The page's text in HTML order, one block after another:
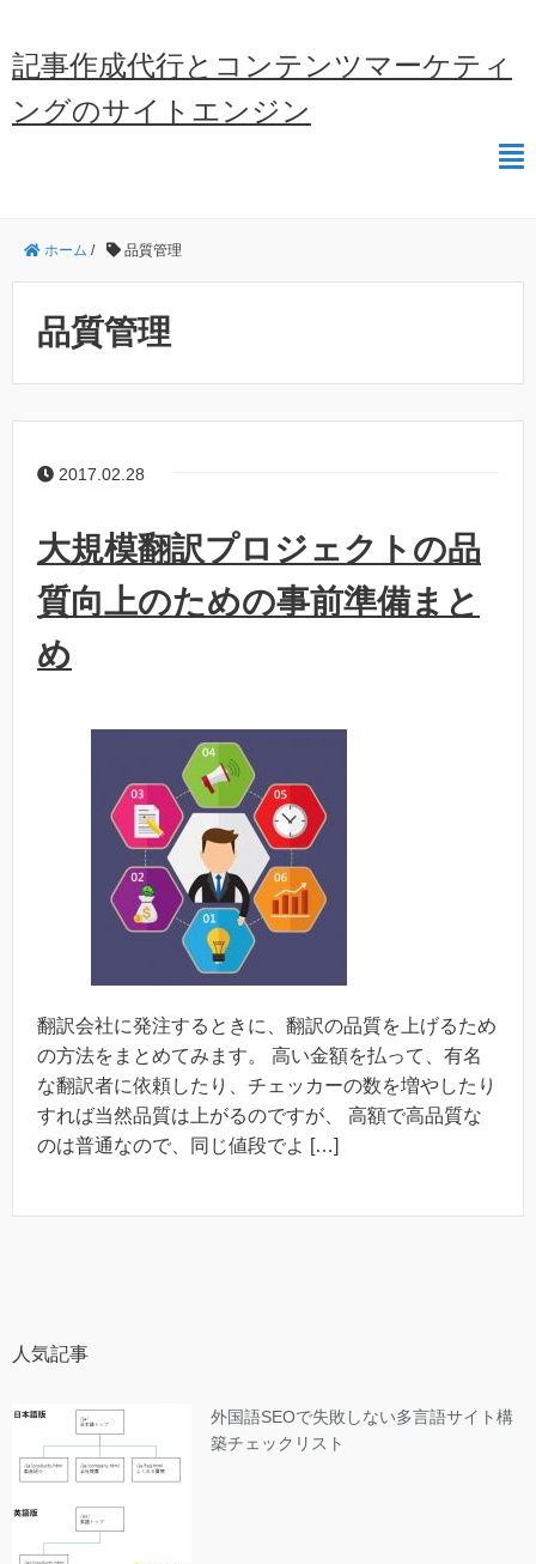
記事作成代行とコンテンツマーケティ
ングのサイトエンジン
ホーム / 品質管理
品質管理
2017.02.28
大規模翻訳プロジェクトの品
質向上のための事前準備まと
め
翻訳会社に発注するときに、翻訳の品質を上げるため
の方法をまとめてみます。 高い金額を払って、有名
な翻訳者に依頼したり、チェッカーの数を増やしたり
すれば当然品質は上がるのですが、 高額で高品質な
のは普通なので、同じ値段でよ […]
人気記事
外国語SEOで失敗しない多言語サイト構
築チェックリスト